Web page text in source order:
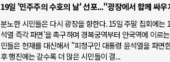
19일 '민주주의 수호의 날' 선포..."광장에서 함께 싸
분노한 시민들은 다시 광장을 향한다. 15일 주말 집회에는
석열 즉각 파면'을 촉구하며 경복궁역부터 안국역에 이르
민들은 헌재를 대신해서 "피청구인 대통령 윤석열을 파면
후 행진에는 갈수록 더 많은 시민들이 결...